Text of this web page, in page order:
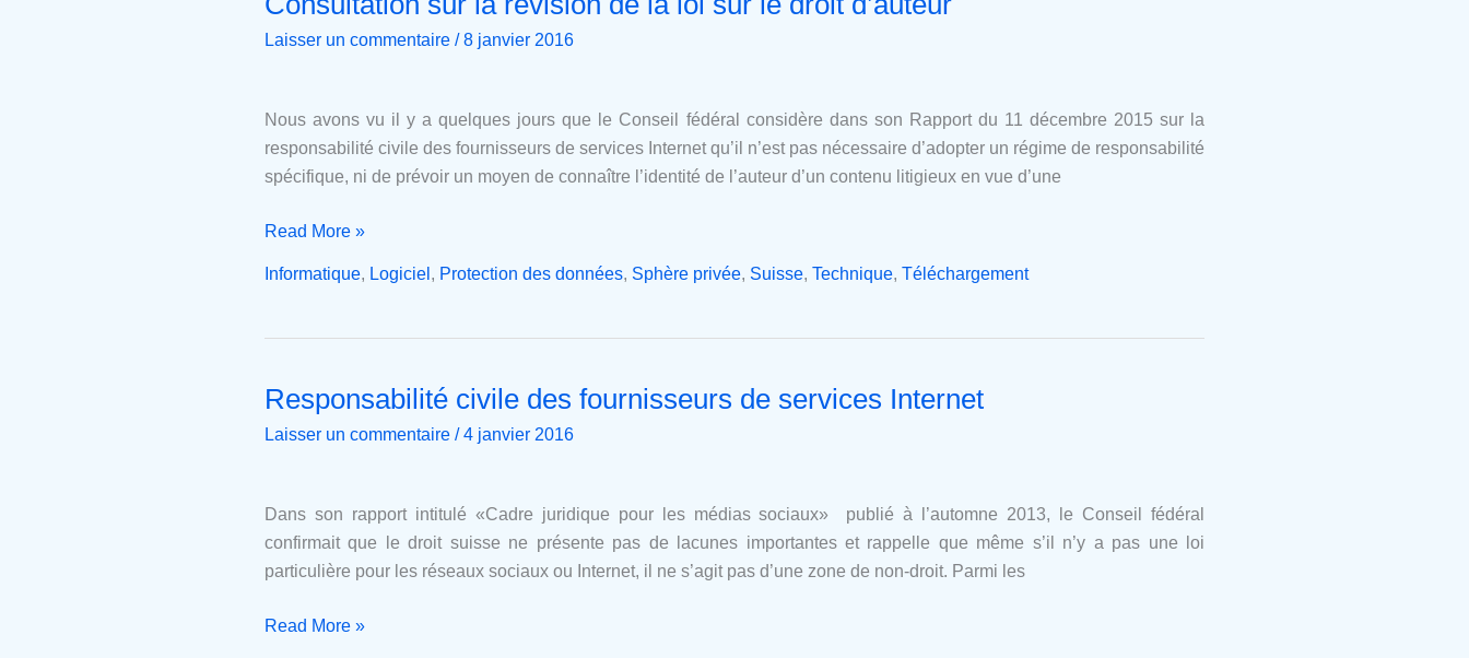
Laisser un commentaire /8 janvier 2016
Nous avons vu il y a quelques jours que le Conseil fédéral considère dans son Rapport du 11 décembre 2015 sur la
responsabilité civile des fournisseurs de services Internet qu’il n’est pas nécessaire d’adopter un régime de responsabilité
spécifique, ni de prévoir un moyen de connaître l’identité de l’auteur d’un contenu litigieux en vue d’une
sur
de
la
loi
le
d’auteur
Read More »
Informatique, Logiciel , Protection des données, Sphère privée, Suisse, Technique, Téléchargement
Responsabilité civile des fournisseurs de services Internet
Laisser un commentaire /4 janvier 2016
Dans son rapport intitulé «Cadre juridique pour les médias sociaux» publié à l’automne 2013, le Conseil fédéral
confirmait que le droit suisse ne présente pas de lacunes importantes et rappelle que même s’il n’y a pas une loi
particulière pour les réseaux sociaux ou Internet, il ne s’agit pas d’une zone de non-droit. Parmi les
Responsabilité
civile
de
services
Internet
Read More »